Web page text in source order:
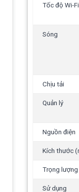
Tốc độ Wi-Fi
Sóng
Chịu tải
Quản lý
Nguồn điện
Kích thước
Trọng lượng
Sử dụng